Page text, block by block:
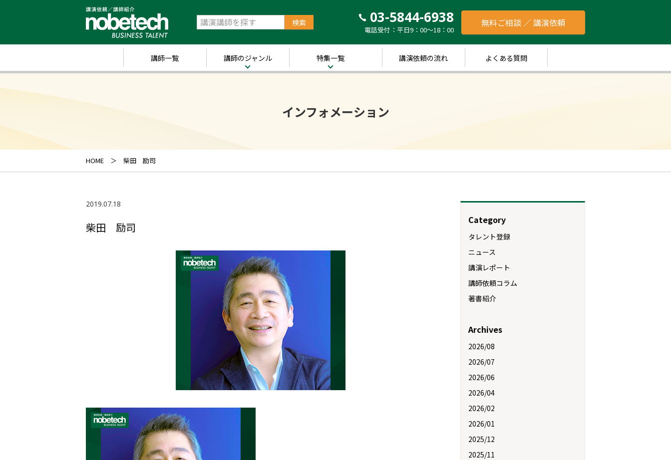
03-5844-6938
電話受付：平日9：00～18：00
無料ご相談 ／ 講演依頼
講師一覧 講師のジャンル 特集一覧
～経営の“実践者”が
語る～講演のできる
y”において「10分講
講演依頼の流れ よくある質問
インフォメーション
HOME 柴田 励司
2019.07.18
柴田 励司
Category
タレント登録
ニュース
講演レポート
講師依頼コラム
著書紹介
Archives
2026/08
2026/07
2026/06
2026/04
2026/02
2026/01
2025/12
2025/11